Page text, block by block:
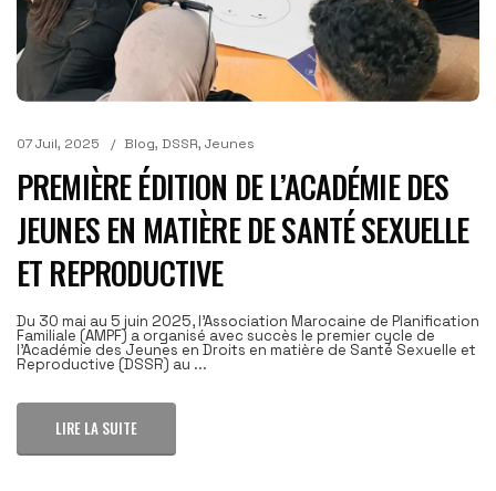
07 Juil, 2025 Blog, DSSR, Jeunes
PREMIÈRE ÉDITION DE L’ACADÉMIE DES
JEUNES EN MATIÈRE DE SANTÉ SEXUELLE
ET REPRODUCTIVE
Du 30 mai au 5 juin 2025, l'Association Marocaine de Planification
Familiale (AMPF) a organisé avec succès le premier cycle de
l'Académie des Jeunes en Droits en matière de Santé Sexuelle et
Reproductive (DSSR) au ...
LIRE LA SUITE